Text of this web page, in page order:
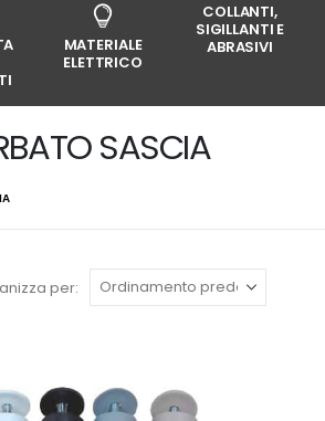
MATERIALE
ELETTRICO
COLLANTI,
SIGILLANTI E
ABRASIVI
SASCIA
per: